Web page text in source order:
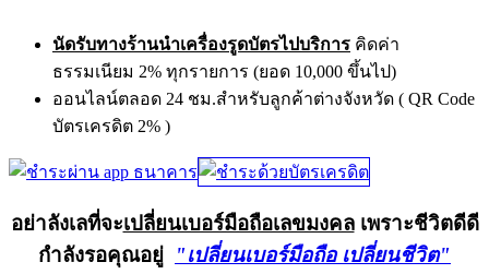
นัดรับทางร้านนำเครื่องรูดบัตรไปบริการ คิดค่า
ธรรมเนียม 2% ทุกรายการ (ยอด 10,000 ขึ้นไป)
ออนไลน์ตลอด 24 ชม.สำหรับลูกค้าต่างจังหวัด ( QR Code
บัตรเครดิต 2% )
อย่าลังเลที่จะเปลี่ยนเบอร์มือถือเลขมงคลเพราะชีวิตดีดี
กำลังรอคุณอยู่
"เปลี่ยนเบอร์มือถือ เปลี่ยนชีวิต"